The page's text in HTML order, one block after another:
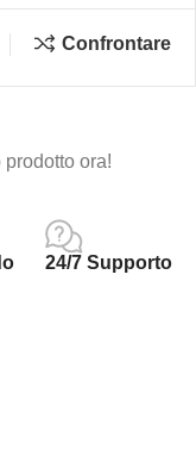
Confrontare
ora!
24/7 Supporto